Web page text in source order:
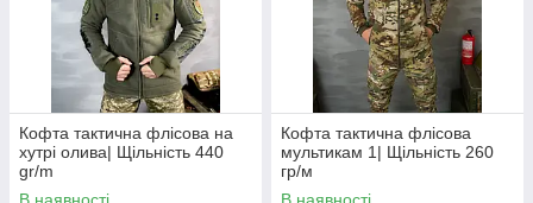
Кофта тактична флісова на
хутрі олива| Щільність 440
gr/m
Кофта тактична флісова
мультикам 1| Щільність 260
гр/м